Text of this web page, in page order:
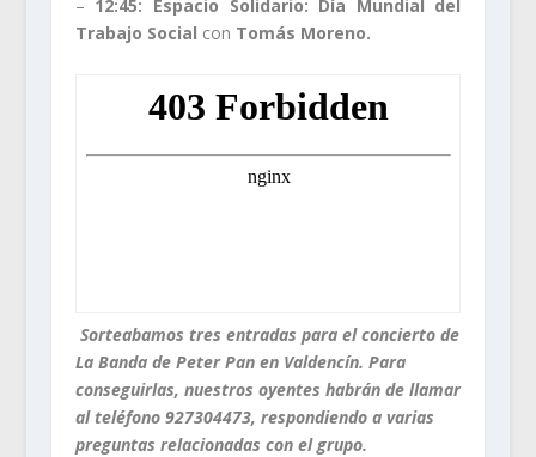
– 12:45: Espacio Solidario: Día Mundial del
Trabajo Social con Tomás Moreno.
Sorteabamos tres entradas para el concierto de
La Banda de Peter Pan en Valdencín. Para
conseguirlas, nuestros oyentes habrán de llamar
al teléfono 927304473, respondiendo a varias
preguntas relacionadas con el grupo.